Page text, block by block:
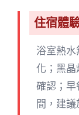
住宿體
浴室熱
化；黑晶
確認；早
間，建議